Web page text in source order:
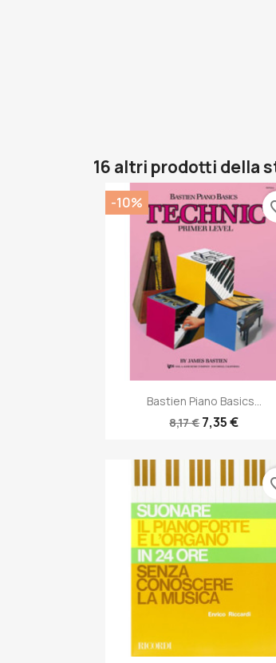
16 altri prodotti della
Anteprima
Bastien Piano Basics...
8,17 €7,35 €
-10%